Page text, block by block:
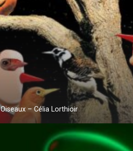
Oiseaux – Célia Lorthioir